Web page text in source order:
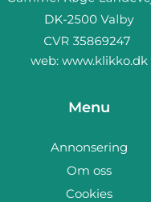
web: www.klikko.dk
Menu
Annonsering
Om oss
Cookies